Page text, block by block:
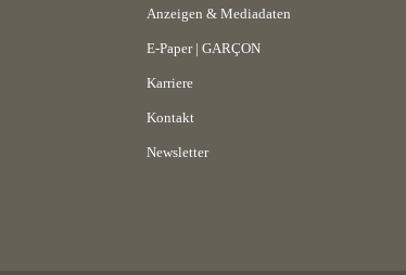
Anzeigen & Mediadaten
E-Paper | GARÇON
Karriere
Kontakt
Newsletter